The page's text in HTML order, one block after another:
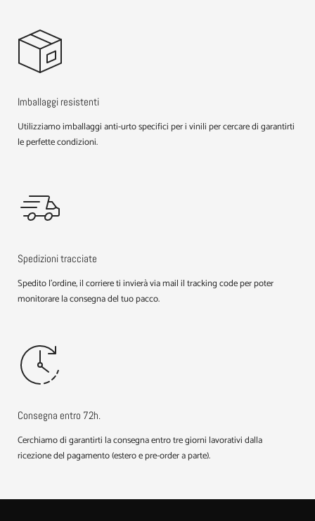
Imballaggi resistenti
Utilizziamo imballaggi anti-urto specifici per i vinili per cercare di garantirti
le perfette condizioni.
Spedizioni tracciate
Spedito l'ordine, il corriere ti invierà via mail il tracking code per poter
monitorare la consegna del tuo pacco.
Consegna entro 72h.
Cerchiamo di garantirti la consegna entro tre giorni lavorativi dalla
ricezione del pagamento (estero e pre-order a parte).